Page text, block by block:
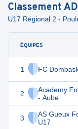
Classement
U17 Régional 2 -
ÉQUIPES
1 FC
2
Academy
- Aube
3
AS Gueux
U17